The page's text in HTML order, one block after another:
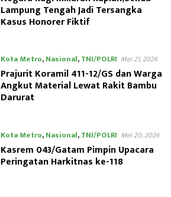
Lampung Tengah Jadi Tersangka
Kasus Honorer Fiktif
Kota Metro,Nasional,TNI/POLRI Mei 21, 2026
Prajurit Koramil 411-12/GS dan Warga
Angkut Material Lewat Rakit Bambu
Darurat
Kota Metro,Nasional,TNI/POLRI Mei 20, 2026
Kasrem 043/Gatam Pimpin Upacara
Peringatan Harkitnas ke-118